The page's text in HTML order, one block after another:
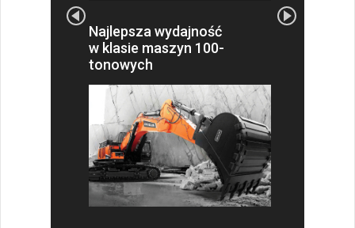
Najlepsza wydajność
w klasie maszyn 100-
tonowych